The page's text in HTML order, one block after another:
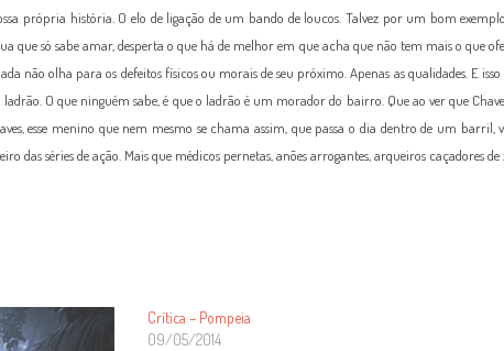
própria história. O elo de ligação de um bando de loucos. Talvez por um bom
que só sabe amar, desperta o que há de melhor em que acha que não tem mais o
não olha para os defeitos físicos ou morais de seu próximo. Apenas as qualidades. E
O que ninguém sabe, é que o ladrão é um morador do bairro. Que ao ver que
esse menino que nem mesmo se chama assim, que passa o dia dentro de um
das séries de ação. Mais que médicos pernetas, anões arrogantes, arqueiros caçadores
Crítica – Pompeia
09/05/2014